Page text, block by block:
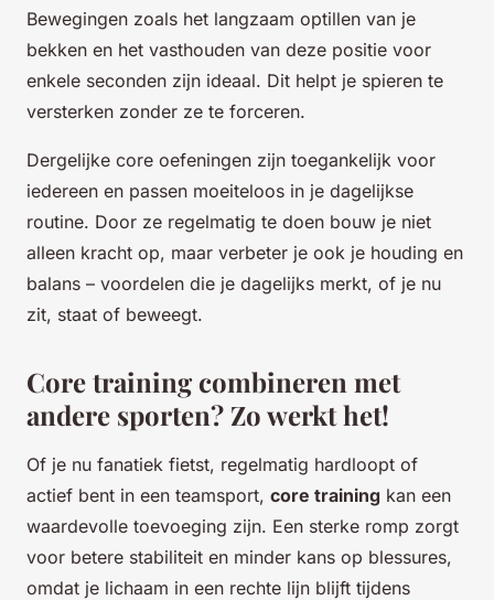
Bewegingen zoals het langzaam optillen van je
bekken en het vasthouden van deze positie voor
enkele seconden zijn ideaal. Dit helpt je spieren te
versterken zonder ze te forceren.
Dergelijke core oefeningen zijn toegankelijk voor
iedereen en passen moeiteloos in je dagelijkse
routine. Door ze regelmatig te doen bouw je niet
alleen kracht op, maar verbeter je ook je houding en
balans – voordelen die je dagelijks merkt, of je nu
zit, staat of beweegt.
Core training combineren met
andere sporten? Zo werkt het!
Of je nu fanatiek fietst, regelmatig hardloopt of
actief bent in een teamsport, core training kan een
waardevolle toevoeging zijn. Een sterke romp zorgt
voor betere stabiliteit en minder kans op blessures,
omdat je lichaam in een rechte lijn blijft tijdens